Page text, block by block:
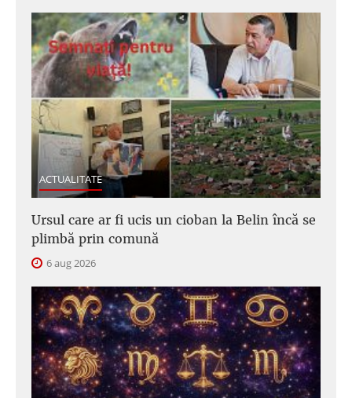
ACTUALITATE
Ursul care ar fi ucis un cioban la Belin încă se
plimbă prin comună
6 aug 2026